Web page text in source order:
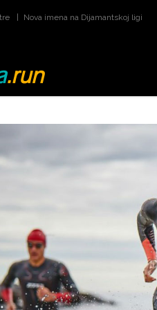
Nova imena na Dijamantskoj ligi u Monaku